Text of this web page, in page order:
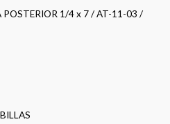
POSTERIOR 1/4 x 7 / AT-11-03 /